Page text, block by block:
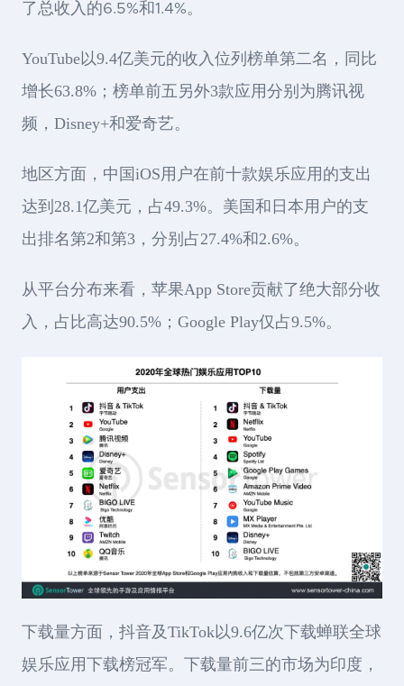
了总收入的6.5%和1.4%。
YouTube以9.4亿美元的收入位列榜单第二名，同比
增长63.8%；榜单前五另外3款应用分别为腾讯视
频，Disney+和爱奇艺。
地区方面，中国iOS用户在前十款娱乐应用的支出
达到28.1亿美元，占49.3%。美国和日本用户的支
出排名第2和第3，分别占27.4%和2.6%。
从平台分布来看，苹果App Store贡献了绝大部分收
入，占比高达90.5%；Google Play仅占9.5%。
下载量方面，抖音及TikTok以9.6亿次下载蝉联全球
娱乐应用下载榜冠军。下载量前三的市场为印度，